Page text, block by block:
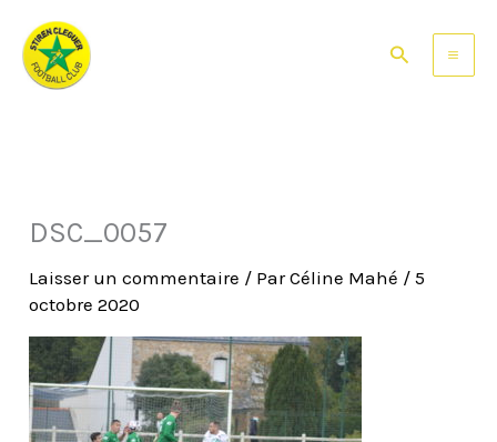
contenu
Rechercher
DSC_0057
Laisser un commentaire / ParCéline Mahé /5
octobre 2020